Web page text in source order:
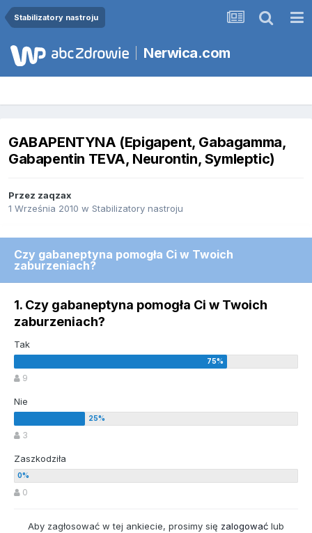
Stabilizatory nastroju
Nerwica.com
GABAPENTYNA (Epigapent, Gabagamma,
Gabapentin TEVA, Neurontin, Symleptic)
Przez zaqzax
1 Września 2010 w Stabilizatory nastroju
Czy gabaneptyna pomogła Ci w Twoich
zaburzeniach?
1. Czy gabaneptyna pomogła Ci w Twoich
zaburzeniach?
Tak
9
Nie
3
Zaszkodziła
0
Aby zagłosować w tej ankiecie, prosimy się zalogować lub